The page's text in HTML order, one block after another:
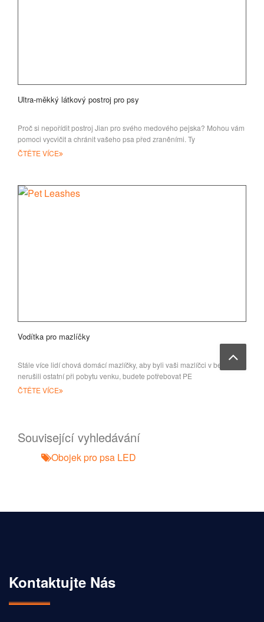
Ultra-měkký látkový postroj pro psy
Proč si nepořídit postroj Jian pro svého medového pejska? Mohou vám
pomoci vycvičit a chránit vašeho psa před zraněními. Ty
ČTĚTE VÍCE
Vodítka pro mazlíčky
Stále více lidí chová domácí mazlíčky, aby byli vaši mazlíčci v bezpečí a
nerušili ostatní při pobytu venku, budete potřebovat PE
ČTĚTE VÍCE
Související vyhledávání
Obojek pro psa LED
Kontaktujte Nás